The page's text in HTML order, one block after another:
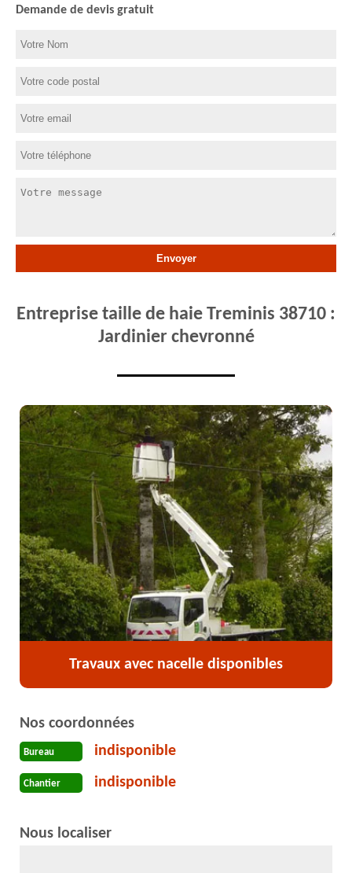
Demande de devis gratuit
Entreprise taille de haie Treminis 38710 :
Jardinier chevronné
Travaux avec nacelle disponibles
Nos coordonnées
Bureau indisponible
Chantier indisponible
Nous localiser